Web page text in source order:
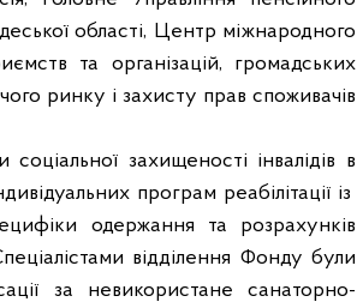
області, Центр міжнародного
та організацій, громадських
ринку і захисту прав споживачів
захищеності інвалідів в
програм реабілітації із
одержання та розрахунків
відділення Фонду були
за невикористане санаторно-